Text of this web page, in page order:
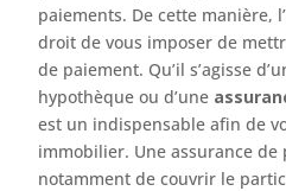
paiements. De cette manière,
droit de vous imposer de
de paiement. Qu’il s’agisse
hypothèque ou d’une
est un indispensable afin de
immobilier. Une assurance
notamment de couvrir le